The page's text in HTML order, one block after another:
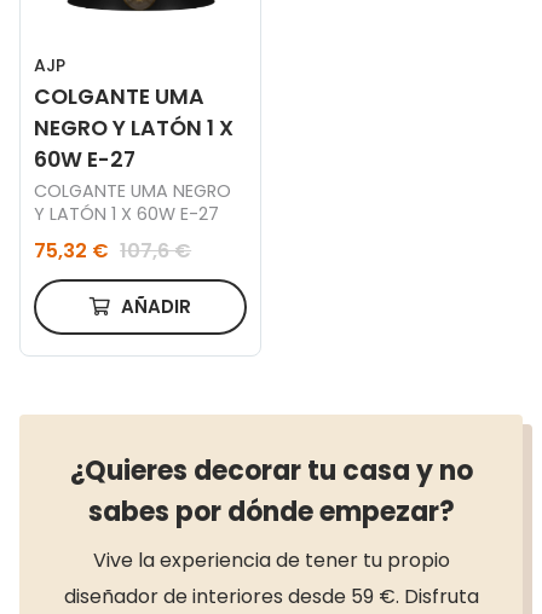
AJP
COLGANTE UMA
NEGRO Y LATÓN 1 X
60W E-27
COLGANTE UMA NEGRO
Y LATÓN 1 X 60W E-27
75,32 € 107,6 €
AÑADIR
¿Quieres decorar tu casa y no
sabes por dónde empezar?
Vive la experiencia de tener tu propio
diseñador de interiores desde 59 €. Disfruta